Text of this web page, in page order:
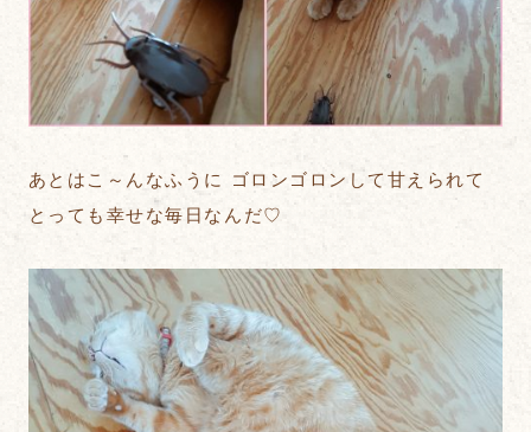
あとはこ～んなふうに ゴロンゴロンして甘えられて
とっても幸せな毎日なんだ♡